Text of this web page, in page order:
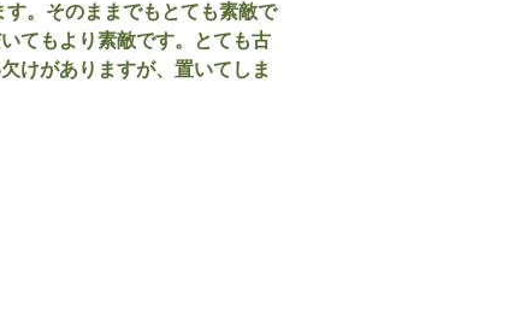
す。そのままでもとても素敵で
てもより素敵です。とても古
けがありますが、置いてしま